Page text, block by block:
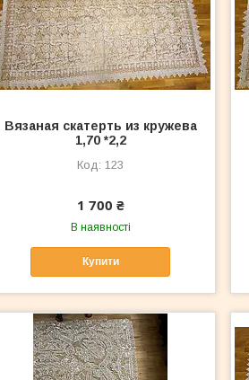
Вязаная скатерть из кружева
1,70 *2,2
123
1 700 ₴
В наявності
Купити